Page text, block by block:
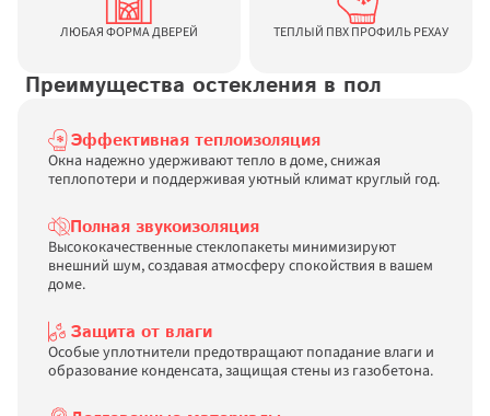
ЛЮБАЯ ФОРМА ДВЕРЕЙ ТЕПЛЫЙ ПВХ ПРОФИЛЬ РЕХАУ
Преимущества остекления в пол
Эффективная теплоизоляция
Окна надежно удерживают тепло в доме, снижая
теплопотери и поддерживая уютный климат круглый год.
Полная звукоизоляция
Высококачественные стеклопакеты минимизируют
внешний шум, создавая атмосферу спокойствия в вашем
доме.
Защита от влаги
Особые уплотнители предотвращают попадание влаги и
образование конденсата, защищая стены из газобетона.